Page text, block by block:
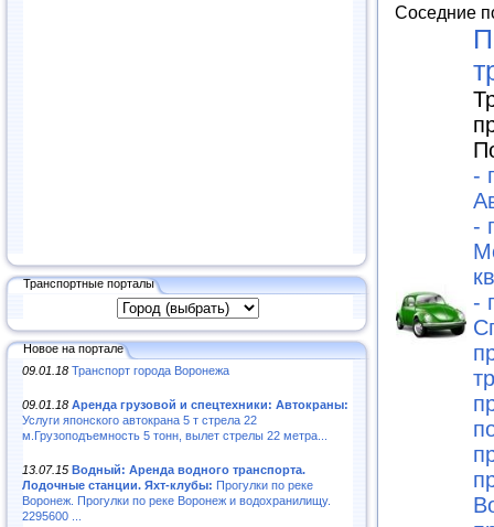
Транспортные порталы
Новое на портале
09.01.18 Транспорт города Воронежа
09.01.18 Аренда грузовой и спецтехники: Автокраны:
Услуги японского автокрана 5 т стрела 22
м.Грузоподъемность 5 тонн, вылет стрелы 22 метра...
13.07.15 Водный: Аренда водного транспорта.
Лодочные станции. Яхт-клубы: Прогулки по реке
Воронеж. Прогулки по реке Воронеж и водохранилищу.
2295600 ...
Соседние
-
-
-